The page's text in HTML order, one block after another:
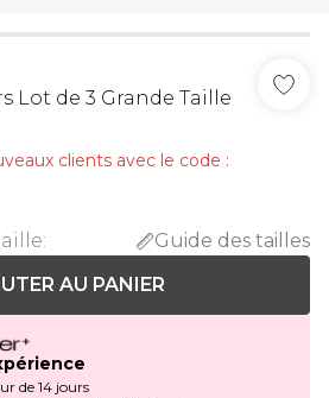
Lot de 3 Grande Taille
clients avec le code :
:
Guide des tailles
AU PANIER
de 14 jours